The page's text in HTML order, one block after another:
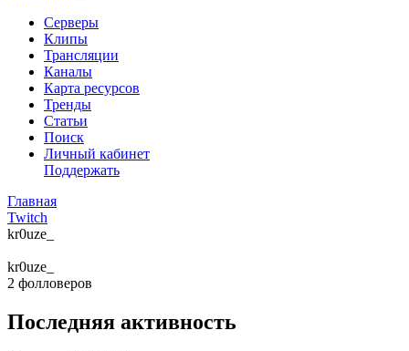
Серверы
Клипы
Трансляции
Каналы
Карта ресурсов
Тренды
Статьи
Поиск
Личный кабинет
Поддержать
Главная
Twitch
kr0uze_
kr0uze_
2 фолловеров
Последняя активность